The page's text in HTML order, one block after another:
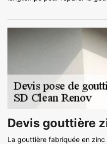
Devis gouttière
La gouttière fabriquée en